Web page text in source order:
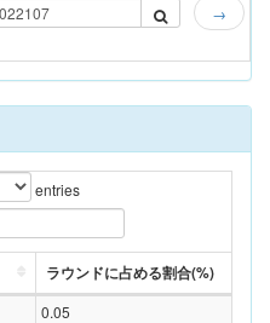
→
entries
ラウンドに占める割合(%)
0.05